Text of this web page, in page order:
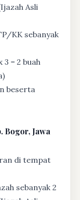
Asli
KK sebanyak
3 = 2 buah
beserta
Bogor, Jawa
di tempat
sebanyak 2